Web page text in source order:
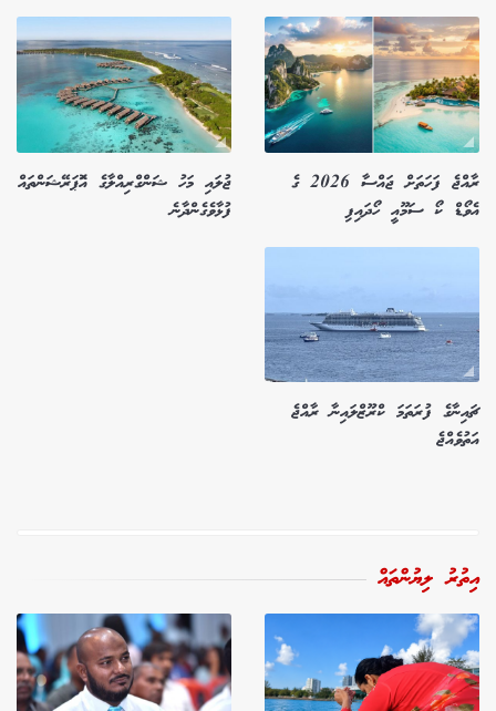
ރާއްޖެ ފަހަތަށް ޖައްސާ 2026 ގެ
އެވޯޑް ކޯ ސަމޫއީ ހޯދައިފި
ޖުލައި މަހު ޝަންގްރިއްލާގެ އޮަޕަރޭޝަންތައް
ފުޅާވެގެންދާނެ
ޗައިނާގެ ފުރަތަމަ ކްރޫޒްލައިނާ ރާއްޖެ
އަތުވެއްޖެ
އިތުރު ލިޔުންތައް